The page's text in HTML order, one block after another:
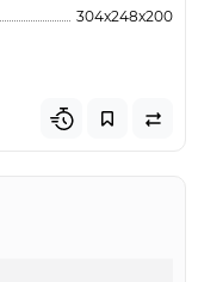
304x248x200